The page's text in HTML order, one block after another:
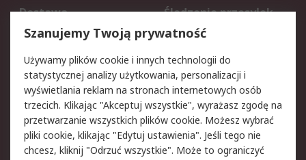
Dostawa
Śledzenie przesyłek
Reklamacje i zwroty
Rejestracja
Aspekty prawne
Bezpieczeństwo e-
maila
Polityka dotycząca
plików cookie
Polityka prywatności
Użytkowanie witryny
Szanujemy Twoją prywatność
Używamy plików cookie i innych technologii do
statystycznej analizy użytkowania, personalizacji i
wyświetlania reklam na stronach internetowych osób
trzecich. Klikając "Akceptuj wszystkie", wyrażasz zgodę na
przetwarzanie wszystkich plików cookie. Możesz wybrać
pliki cookie, klikając "Edytuj ustawienia". Jeśli tego nie
chcesz, kliknij "Odrzuć wszystkie". Może to ograniczyć